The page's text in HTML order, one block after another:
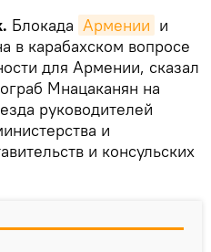
Блокада Армении и
в карабахском вопросе
для Армении, сказал
Мнацаканян на
руководителей
и
и консульских